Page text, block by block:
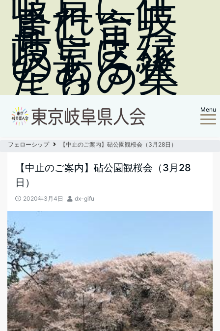
まれ、岐
阜に育
ち、また
岐阜に縁
のある人
たちの集
まり Menu
フェローシップ 【中止のご案内】砧公園観桜会（3月28日）
【中止のご案内】砧公園観桜会（3月28
日）
2020年3月4日 dx-gifu